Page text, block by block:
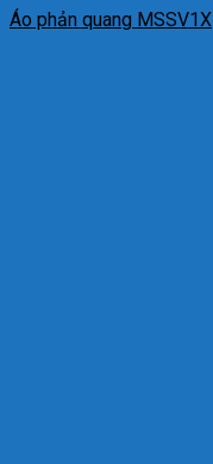
Áo phản quang MSSV1X